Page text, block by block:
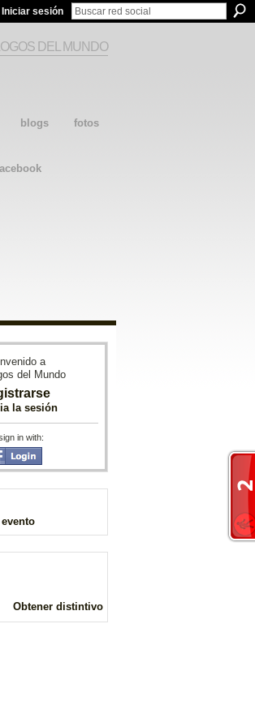
Iniciar sesión
blogs
fotos
DEL MUNDO
a
del Mundo
la sesión
in with:
Obtener distintivo